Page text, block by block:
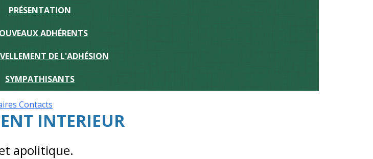
PRÉSENTATION
ADHÉRENTS
DE L'ADHÉSION
SYMPATHISANTS
Contacts
INTERIEUR
apolitique.